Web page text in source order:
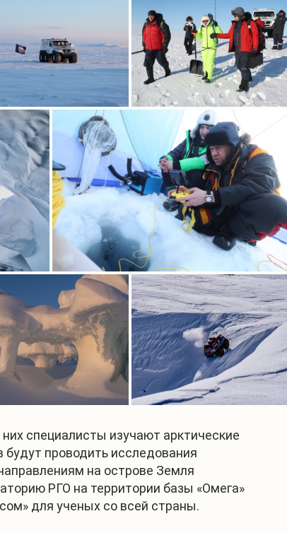
специалисты изучают арктические
проводить исследования
на острове Земля
РГО на территории базы «Омега»
для ученых со всей страны.